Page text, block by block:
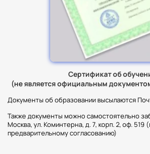
Сертификат об
(не является официальным
Документы об образовании высылаются
Также документы можно самостоятельно
Москва, ул. Коминтерна, д. 7, корп. 2, оф. 519
предварительному согласованию)